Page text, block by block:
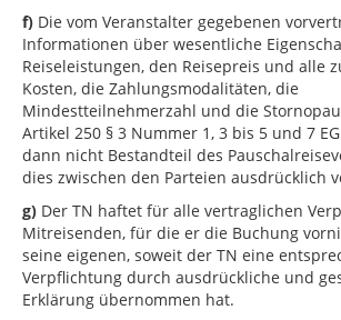
f) Die vom Veranstalter gegebenen
Informationen über wesentliche
Reiseleistungen, den Reisepreis und alle
Kosten, die Zahlungsmodalitäten, die
Mindestteilnehmerzahl und die
Artikel 250 § 3 Nummer 1, 3 bis 5 und 7
dann nicht Bestandteil des
dies zwischen den Parteien ausdrücklich
g) Der TN haftet für alle vertraglichen
Mitreisenden, für die er die Buchung
seine eigenen, soweit der TN eine
Verpflichtung durch ausdrückliche und
Erklärung übernommen hat.